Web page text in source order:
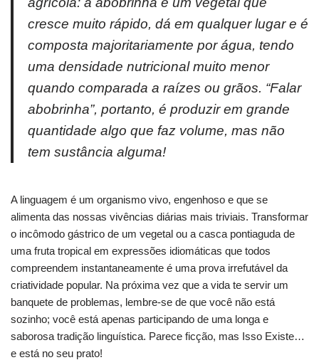
cresce muito rápido, dá em qualquer lugar e é
composta majoritariamente por água, tendo
uma densidade nutricional muito menor
quando comparada a raízes ou grãos. “Falar
abobrinha”, portanto, é produzir em grande
quantidade algo que faz volume, mas não
tem sustância alguma!
A linguagem é um organismo vivo, engenhoso e que se
alimenta das nossas vivências diárias mais triviais. Transformar
o incômodo gástrico de um vegetal ou a casca pontiaguda de
uma fruta tropical em expressões idiomáticas que todos
compreendem instantaneamente é uma prova irrefutável da
criatividade popular. Na próxima vez que a vida te servir um
banquete de problemas, lembre-se de que você não está
sozinho; você está apenas participando de uma longa e
saborosa tradição linguística. Parece ficção, mas Isso Existe…
e está no seu prato!